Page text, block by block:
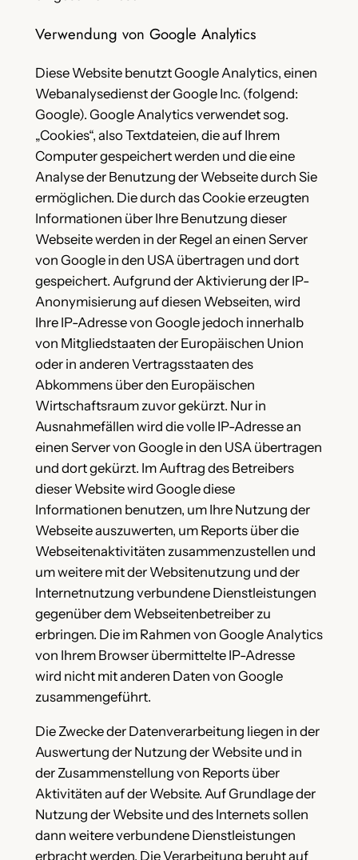
Verwendung von Google Analytics
Diese Website benutzt Google Analytics, einen
Webanalysedienst der Google Inc. (folgend:
Google). Google Analytics verwendet sog.
„Cookies“, also Textdateien, die auf Ihrem
Computer gespeichert werden und die eine
Analyse der Benutzung der Webseite durch Sie
ermöglichen. Die durch das Cookie erzeugten
Informationen über Ihre Benutzung dieser
Webseite werden in der Regel an einen Server
von Google in den USA übertragen und dort
gespeichert. Aufgrund der Aktivierung der IP-
Anonymisierung auf diesen Webseiten, wird
Ihre IP-Adresse von Google jedoch innerhalb
von Mitgliedstaaten der Europäischen Union
oder in anderen Vertragsstaaten des
Abkommens über den Europäischen
Wirtschaftsraum zuvor gekürzt. Nur in
Ausnahmefällen wird die volle IP-Adresse an
einen Server von Google in den USA übertragen
und dort gekürzt. Im Auftrag des Betreibers
dieser Website wird Google diese
Informationen benutzen, um Ihre Nutzung der
Webseite auszuwerten, um Reports über die
Webseitenaktivitäten zusammenzustellen und
um weitere mit der Websitenutzung und der
Internetnutzung verbundene Dienstleistungen
gegenüber dem Webseitenbetreiber zu
erbringen. Die im Rahmen von Google Analytics
von Ihrem Browser übermittelte IP-Adresse
wird nicht mit anderen Daten von Google
zusammengeführt.
Die Zwecke der Datenverarbeitung liegen in der
Auswertung der Nutzung der Website und in
der Zusammenstellung von Reports über
Aktivitäten auf der Website. Auf Grundlage der
Nutzung der Website und des Internets sollen
dann weitere verbundene Dienstleistungen
erbracht werden. Die Verarbeitung beruht auf